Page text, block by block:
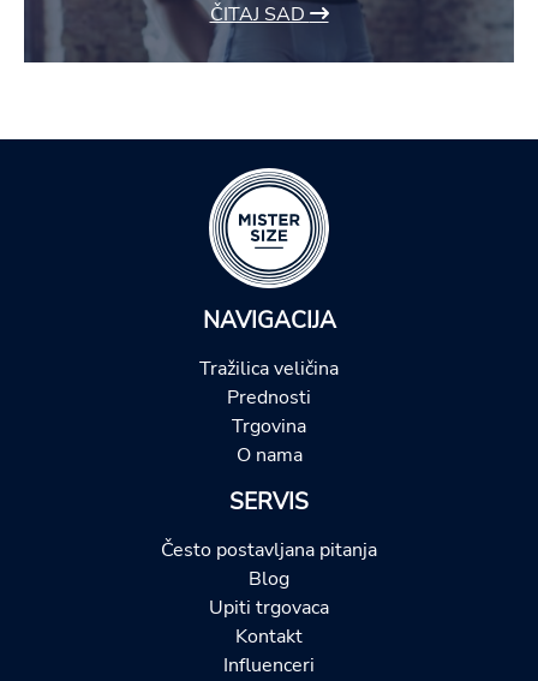
ČITAJ SAD
NAVIGACIJA
Tražilica veličina
Prednosti
Trgovina
O nama
SERVIS
Često postavljana pitanja
Blog
Upiti trgovaca
Kontakt
Influenceri